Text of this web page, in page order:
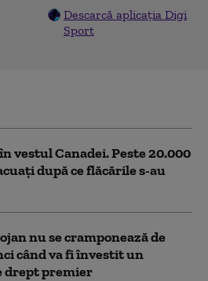
Descarcă aplicația Digi
Sport
vestul Canadei. Peste 20.000
după ce flăcările s-au
nu se cramponează de
când va fi învestit un
drept premier